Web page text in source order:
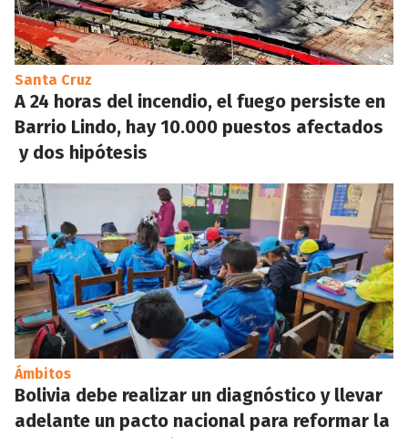
Santa Cruz
A 24 horas del incendio, el fuego persiste en
Barrio Lindo, hay 10.000 puestos afectados
y dos hipótesis
Ámbitos
Bolivia debe realizar un diagnóstico y llevar
adelante un pacto nacional para reformar la